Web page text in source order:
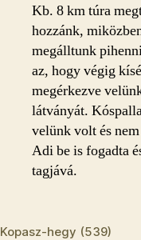
Kb. 8 km túra
hozzánk,
megálltunk
az, hogy végig
megérkezve
látványát.
velünk volt és
Adi be is fogadta
tagjává.
Kopasz-hegy (539)